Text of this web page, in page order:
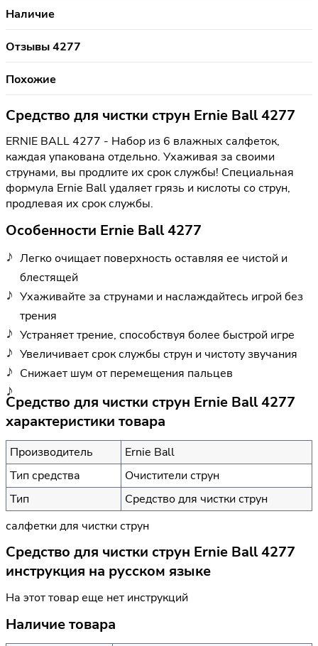
Наличие
Отзывы 4277
Похожие
Средство для чистки струн Ernie Ball 4277
ERNIE BALL 4277 - Набор из 6 влажных салфеток,
каждая упакована отдельно. Ухаживая за своими
струнами, вы продлите их срок службы! Специальная
формула Ernie Ball удаляет грязь и кислоты со струн,
продлевая их срок службы.
Особенности Ernie Ball 4277
Легко очищает поверхность оставляя ее чистой и
блестящей
Ухаживайте за струнами и наслаждайтесь игрой без
трения
Устраняет трение, способствуя более быстрой игре
Увеличивает срок службы струн и чистоту звучания
Снижает шум от перемещения пальцев
Средство для чистки струн Ernie Ball 4277
характеристики товара
Производитель
Ernie Ball
Тип средства
Очистители струн
Тип
Средство для чистки струн
салфетки для чистки струн
Средство для чистки струн Ernie Ball 4277
инструкция на русском языке
На этот товар еще нет инструкций
Наличие товара